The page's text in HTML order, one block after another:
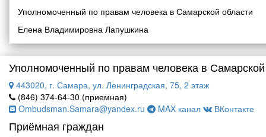
Уполномоченный по правам человека в Самарской области
Елена Владимировна Лапушкина
Уполномоченный по правам человека в
443020, г. Самара, ул. Ленинградская, 75, 2 этаж
(846) 374-64-30 (приемная)
Ombudsman.Samara@yandex.ru
MAX канал ВКонтакте
Приёмная граждан